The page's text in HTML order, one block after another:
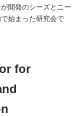
開発のシーズとニー
始まった研究会で
for